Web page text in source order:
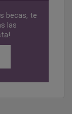
becas, te
las